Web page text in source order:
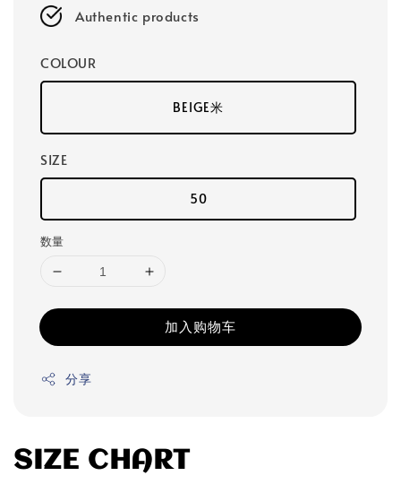
Authentic products
COLOUR
BEIGE米
SIZE
50
数量
加入购物车
分享
SIZE CHART